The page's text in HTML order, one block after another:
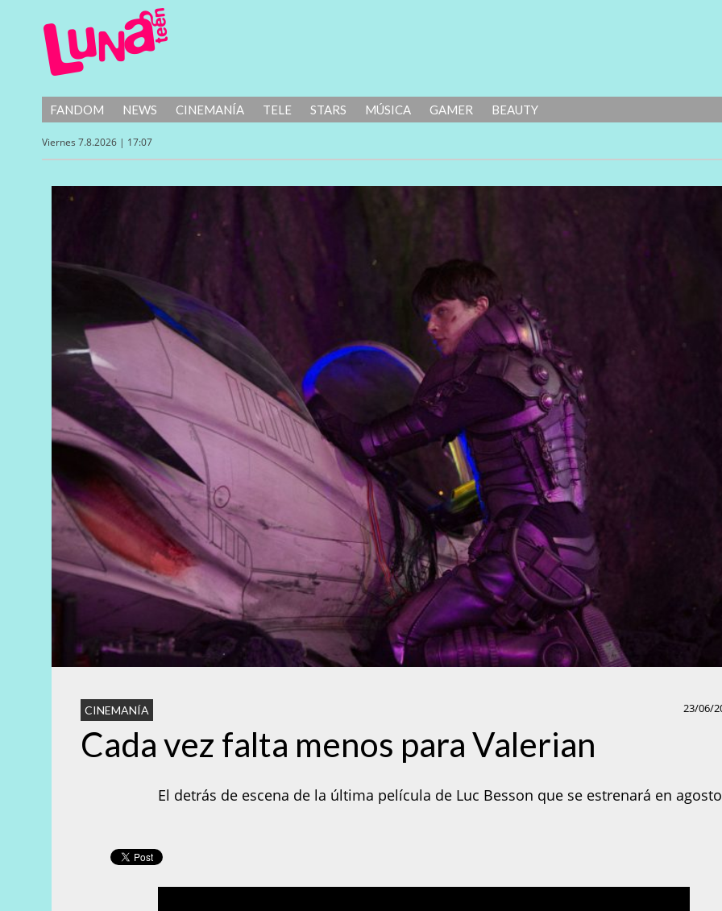
FANDOM NEWS CINEMANÍA TELE STARS MÚSICA GAMER BEAUTY
Viernes 7.8.2026 | 17:07
23/06/
CINEMANÍA
Cada vez falta menos para Valerian
El detrás de escena de la última película de Luc Besson que se estrenará en